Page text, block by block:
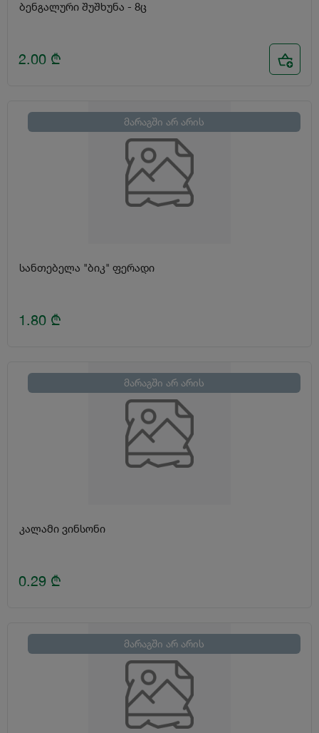
ბენგალური შუშხუნა - 8ც
2.00 ₾
მარაგში არ არის
სანთებელა "ბიკ" ფერადი
1.80 ₾
მარაგში არ არის
კალამი ვინსონი
0.29 ₾
მარაგში არ არის